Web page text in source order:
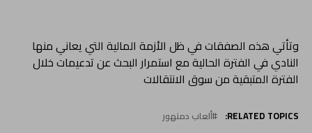
وتأتي هذه الصفقات في ظل الأزمة المالية التي يعاني منها
النادي في الفترة الحالية مع استمرار البحث عن تدعيمات خلال
الفترة المتبقية من سوق الانتقالات
RELATED TOPICS: ألعاب دمنهور